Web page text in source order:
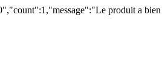
produit a